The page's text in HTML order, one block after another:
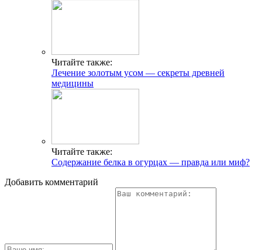
Читайте также:
Лечение золотым усом — секреты древней
медицины
Читайте также:
Содержание белка в огурцах — правда или миф?
Добавить комментарий